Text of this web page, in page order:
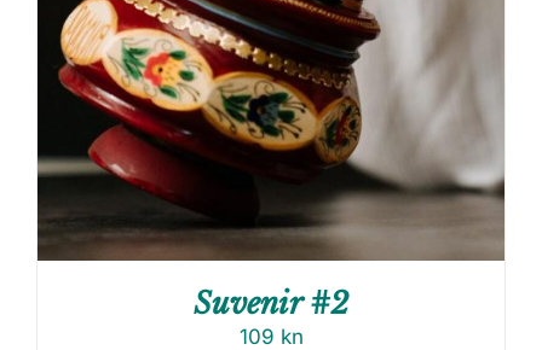
Suvenir #2
109 kn